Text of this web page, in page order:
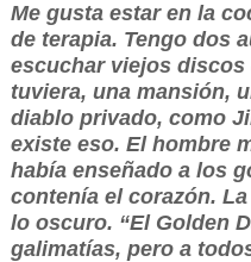
Me gusta estar en la
de terapia. Tengo dos
escuchar viejos discos
tuviera, una mansión,
diablo privado, como
existe eso. El hombre
había enseñado a los
contenía el corazón.
lo oscuro. “El Golden
galimatías, pero a